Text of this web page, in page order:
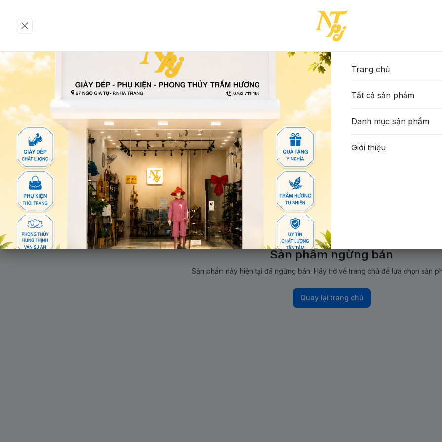
Sản phẩm ngừng bán
Sản phẩm này hiện tại đã ngừng bán. Hãy trở về trang chủ để lựa chọn sản
Quay lại trang chủ
Trang chủ
Tất cả sản phẩm
Danh mục sản phẩm
Giới thiệu